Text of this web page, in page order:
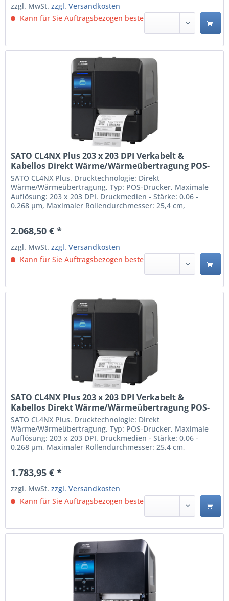
zzgl. MwSt.zzgl. Versandkosten
Kann für Sie Auftragsbezogen bestellt werden.
SATO CL4NX Plus 203 x 203 DPI Verkabelt &
Kabellos Direkt Wärme/Wärmeübertragung POS-
Drucker (WWCLP110ZNARUK)
SATO CL4NX Plus. Drucktechnologie: Direkt
Wärme/Wärmeübertragung, Typ: POS-Drucker, Maximale
Auflösung: 203 x 203 DPI. Druckmedien - Stärke: 0.06 -
0.268 µm, Maximaler Rollendurchmesser: 25,4 cm,
Anschlusstyp: USB Type-A / USB Type-B, Serielle
Schnittstelle: RS-232C. Produktfarbe:...
2.068,50 € *
zzgl. MwSt.zzgl. Versandkosten
Kann für Sie Auftragsbezogen bestellt werden.
SATO CL4NX Plus 203 x 203 DPI Verkabelt &
Kabellos Direkt Wärme/Wärmeübertragung POS-
Drucker (WWCLP120ZNARUK)
SATO CL4NX Plus. Drucktechnologie: Direkt
Wärme/Wärmeübertragung, Typ: POS-Drucker, Maximale
Auflösung: 203 x 203 DPI. Druckmedien - Stärke: 0.06 -
0.268 µm, Maximaler Rollendurchmesser: 25,4 cm,
Anschlusstyp: USB Type-A / USB Type-B, Serielle
Schnittstelle: RS-232C. Produktfarbe:...
1.783,95 € *
zzgl. MwSt.zzgl. Versandkosten
Kann für Sie Auftragsbezogen bestellt werden.